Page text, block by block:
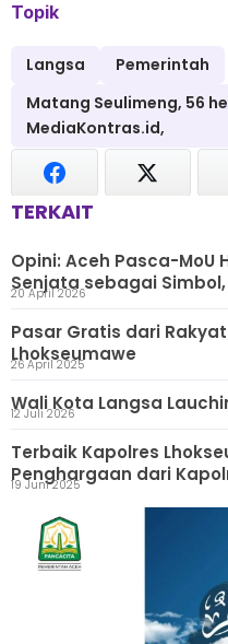
Topik
Langsa
Pemerintah
Matang Seulimeng, 56
MediaKontras.id,
TERKAIT
Opini: Aceh Pasca-MoU
Senjata sebagai
20 April 2026
Pasar Gratis dari
Lhokseumawe
26 April 2025
Wali Kota Langsa
12 Juli 2026
Terbaik Kapolres
Penghargaan dari
19 Juni 2025